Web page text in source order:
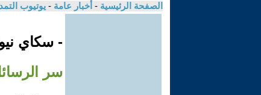
الصفحة الرئيسية - أخبار عامة - يوتيوب
- سكاي
سر